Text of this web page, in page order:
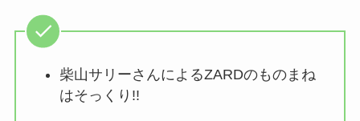
柴山サリーさんによるZARDのものまね
はそっくり!!